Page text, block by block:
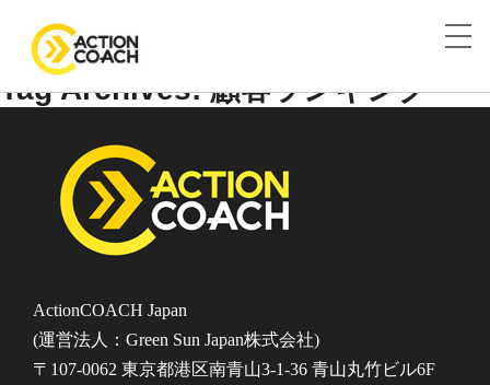
Tag Archives: 顧客ランキング
ActionCOACH Japan
(運営法人：Green Sun Japan株式会社)
〒107-0062 東京都港区南青山3-1-36 青山丸竹ビル6F